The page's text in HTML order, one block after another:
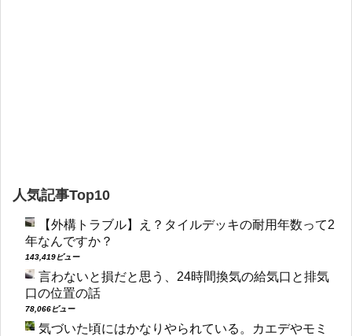
人気記事Top10
【外構トラブル】え？タイルデッキの耐用年数って2
年なんですか？
143,419ビュー
言わないと損だと思う、24時間換気の給気口と排気
口の位置の話
78,066ビュー
気づいた頃にはかなりやられている。カエデやモミ